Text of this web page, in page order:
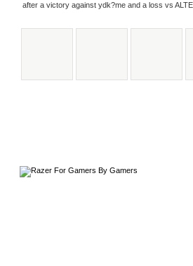
after a victory against ydk?me and a loss vs